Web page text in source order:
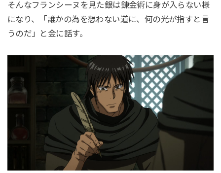
そんなフランシーヌを見た銀は錬金術に身が入らない様
になり、「誰かの為を想わない道に、何の光が指すと言
うのだ」と金に話す。